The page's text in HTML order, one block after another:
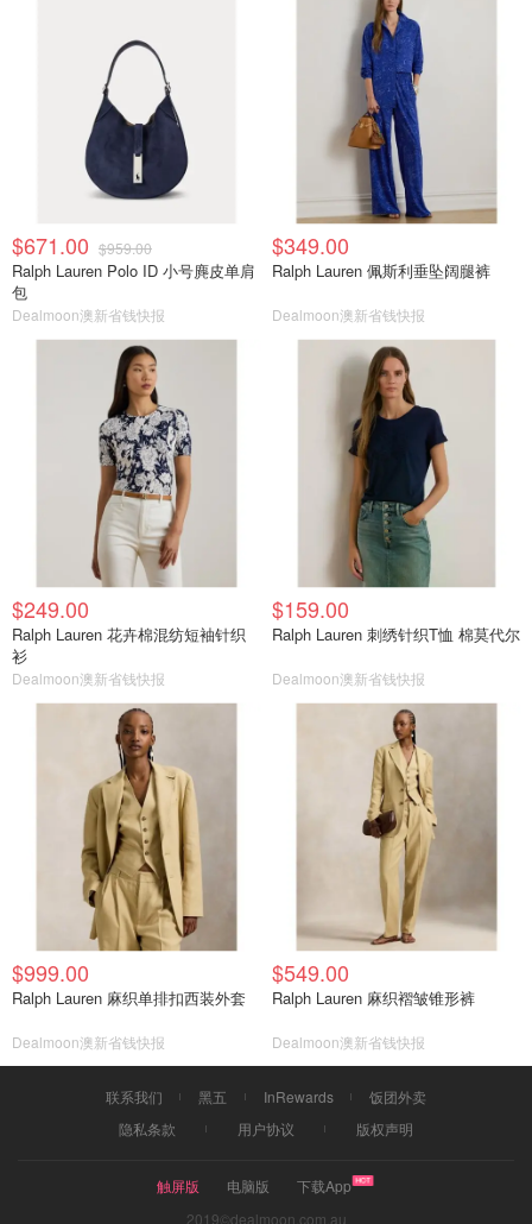
$671.00 $959.00
Ralph Lauren Polo ID 小号麂皮单肩
包
Dealmoon澳新省钱快报
$349.00
Ralph Lauren 佩斯利垂坠阔腿裤
Dealmoon澳新省钱快报
$249.00
Ralph Lauren 花卉棉混纺短袖针织
衫
Dealmoon澳新省钱快报
$159.00
Ralph Lauren 刺绣针织T恤 棉莫代尔
Dealmoon澳新省钱快报
$999.00
Ralph Lauren 麻织单排扣西装外套
Dealmoon澳新省钱快报
$549.00
Ralph Lauren 麻织褶皱锥形裤
Dealmoon澳新省钱快报
联系我们 黑五 InRewards
饭团外卖
隐私条款
用户协议 版权声明
触屏版 电脑版
下载App
2019©dealmoon.com.au